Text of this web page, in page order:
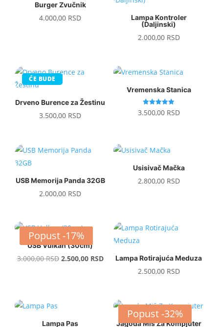
Burger Zvučnik
4.000,00 RSD
Lampa Kontroler
(Daljinski)
2.000,00 RSD
ĆE BUDE
Drveno Burence za Žestinu
3.500,00 RSD
Vremenska Stanica
Ocenjeno
sa
3.500,00 RSD
USB Memorija Panda 32GB
2.000,00 RSD
Usisivač Mačka
2.800,00 RSD
Popust -17%
USB Vulkan (30cm)
3.000,00RSD Original
2.500,00 RSDCurrentLampa Rotirajuća Meduza
2.500,00 RSD
Lampa Pas
Popust -32%
Jagoda Miš Za Kompjuter